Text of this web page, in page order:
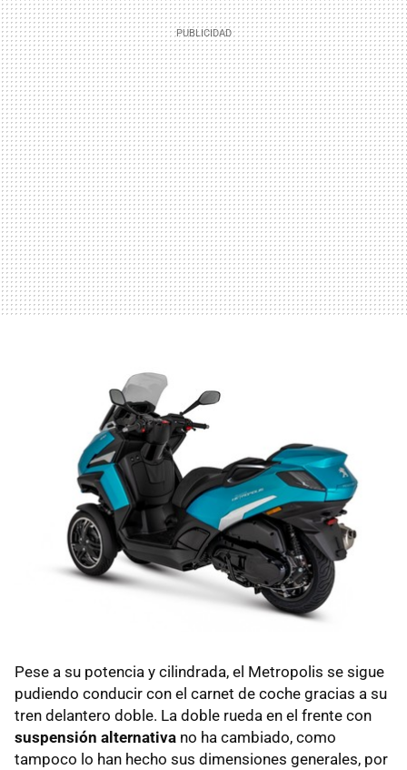
Pese a su potencia y cilindrada, el Metropolis se sigue
pudiendo conducir con el carnet de coche gracias a su
tren delantero doble. La doble rueda en el frente con
suspensión alternativa no ha cambiado, como
tampoco lo han hecho sus dimensiones generales, por